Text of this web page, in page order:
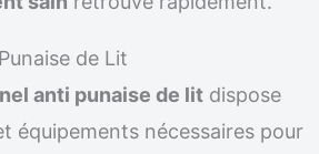
de Lit
anti punaise de lit dispose
équipements nécessaires pour